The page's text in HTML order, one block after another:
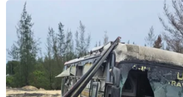
06/08/2026 11:05
Nhận định Việt Nam vs Campuchia:
'Phù thủy Kim' sẽ xoay tua toan tính
đường dài?